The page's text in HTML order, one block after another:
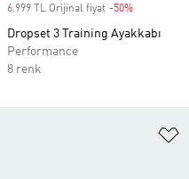
6.999 TL Orijinal fiyat -50%
Dropset 3 Training Ayakkabı
Performance
8 renk